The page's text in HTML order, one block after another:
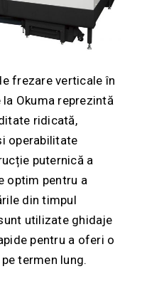
frezare verticale în
Okuma reprezintă
ridicată,
operabilitate
puternică a
optim pentru a
din timpul
utilizate ghidaje
pentru a oferi o
termen lung.